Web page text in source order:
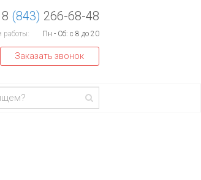
8 (843) 266-68-48
работы: Пн - Сб: с 8 до 20
Заказать звонок